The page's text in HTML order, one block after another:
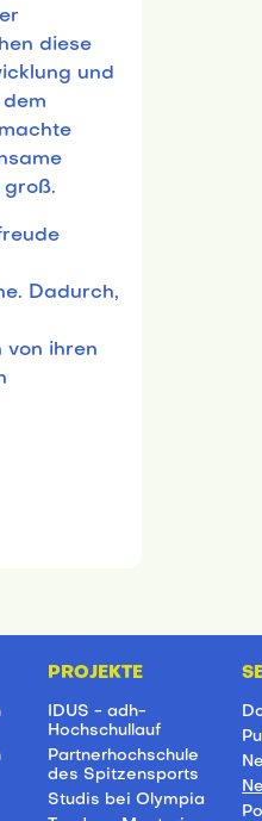
diese
und
groß.
Dadurch,
von ihren
PROJEKTE
IDUS - adh-
Hochschullauf
Partnerhochschule
des Spitzensports
Studis bei Olympia